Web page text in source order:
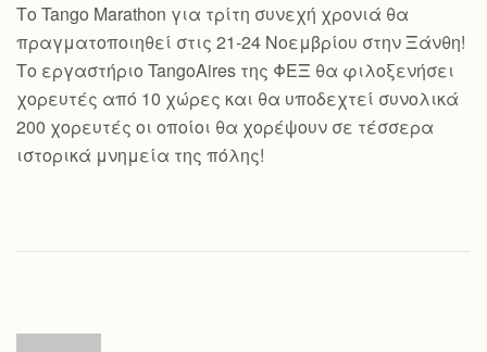
Το Tango Marathon για τρίτη συνεχή χρονιά θα
πραγματοποιηθεί στις 21-24 Νοεμβρίου στην Ξάνθη!
Το εργαστήριο TangoAires της ΦΕΞ θα φιλοξενήσει
χορευτές από 10 χώρες και θα υποδεχτεί συνολικά
200 χορευτές οι οποίοι θα χορέψουν σε τέσσερα
ιστορικά μνημεία της πόλης!